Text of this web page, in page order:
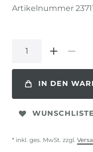
Artikelnummer
IN DEN
WUNSCHLISTE
* inkl. ges. MwSt. zzgl.